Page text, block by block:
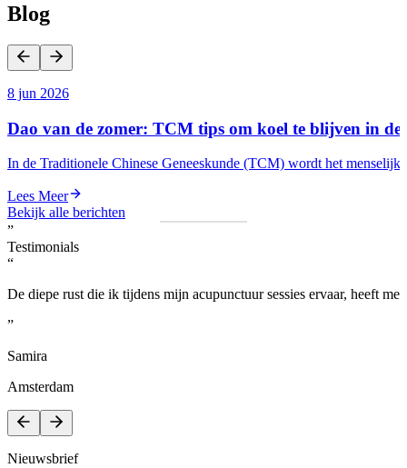
Blog
8 jun 2026
Dao van de zomer: TCM tips om koel te blijven in de
In de Traditionele Chinese Geneeskunde (TCM) wordt het
Lees Meer
Bekijk alle berichten
”
Testimonials
“
De diepe rust die ik tijdens mijn acupunctuur sessies ervaar, heeft
”
Samira
Amsterdam
Nieuwsbrief